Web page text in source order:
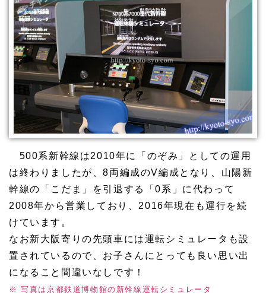
500系新幹線は2010年に「のぞみ」としての運用
は終わりましたが、8両編成のV編成となり、山陽新
幹線の「こだま」を引退する「0系」に代わって
2008年から営業しており、2016年現在も運行を続
けています。
なお新大阪寄りの先頭車には運転シミュレータも設
置されているので、お子さんにとっても良い思い出
になること間違いなしです！
※ 写真は京都鉄道博物館の新幹線運転シミュレータ